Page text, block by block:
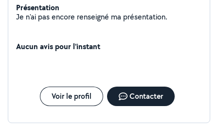
Présentation
Je n'ai pas encore renseigné ma présentation.
Aucun avis pour l'instant
Voir le profil Contacter